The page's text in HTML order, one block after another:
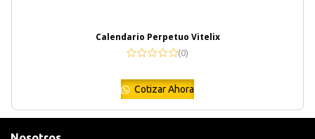
Calendario Perpetuo Vitelix
(0)
Cotizar Ahora